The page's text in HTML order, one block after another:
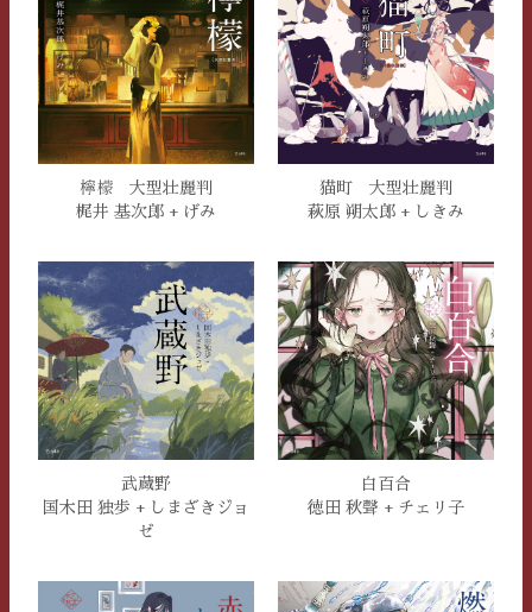
檸檬 大型壮麗判
梶井 基次郎 + げみ
猫町 大型壮麗判
萩原 朔太郎 + しきみ
武蔵野
国木田 独歩 + しまざきジョ
ゼ
白百合
徳田 秋聲 + チェリ子